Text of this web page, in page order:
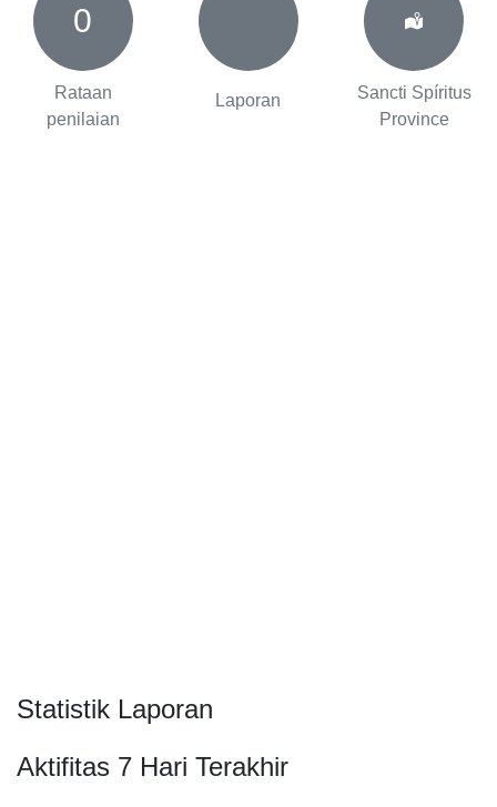
0
Rataan
penilaian
Laporan
Sancti Spíritus
Province
Statistik Laporan
Aktifitas 7 Hari Terakhir